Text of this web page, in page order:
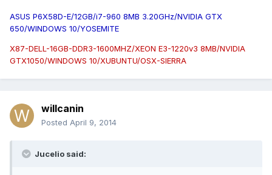
ASUS P6X58D-E/12GB/i7-960 8MB 3.20GHz/NVIDIA GTX
650/WINDOWS 10/YOSEMITE
X87-DELL-16GB-DDR3-1600MHZ/XEON E3-1220v3 8MB/NVIDIA
GTX1050/WINDOWS 10/XUBUNTU/OSX-SIERRA
willcanin
Posted April 9, 2014
Jucelio said: